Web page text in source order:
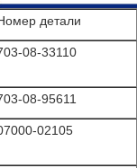
детали
08-33110
08-95611
02105